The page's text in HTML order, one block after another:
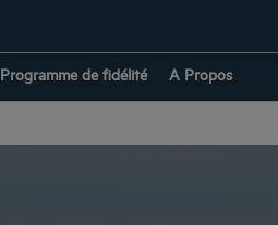
Programme de fidélité A Propos